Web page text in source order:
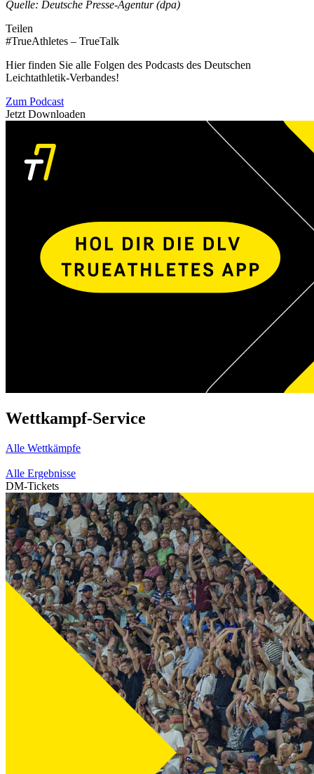
Quelle: Deutsche Presse-Agentur (dpa)
Teilen
#TrueAthletes – TrueTalk
Hier finden Sie alle Folgen des Podcasts des Deutschen
Leichtathletik-Verbandes!
Zum Podcast
Jetzt Downloaden
Wettkampf-Service
Alle Wettkämpfe
Alle Ergebnisse
DM-Tickets